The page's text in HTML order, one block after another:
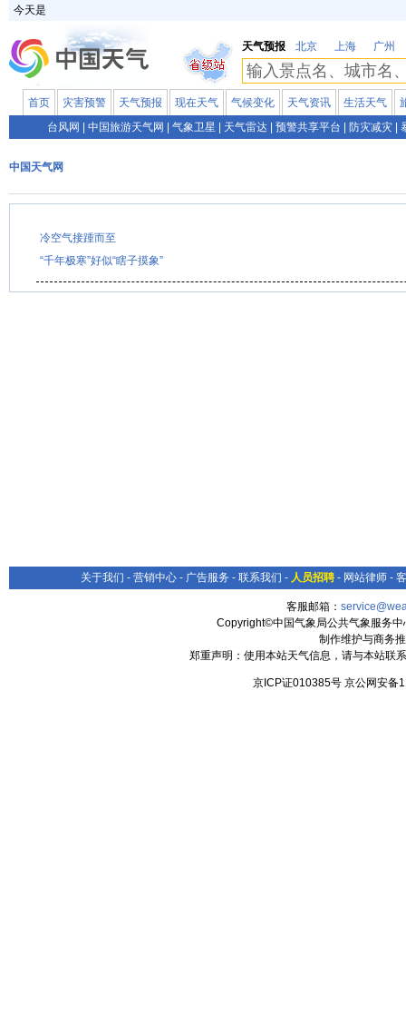
今天是
天气预报 北京 上海 广州
首页 灾害预警 天气预报 现在天气 气候变化 天气资讯 生活天气
台风网
中国旅游天气网 气象卫星 天气雷达 预警共享平台 防灾减灾
中国天气网
冷空气接踵而至
“千年极寒”好似“瞎子摸象”
关于我们 - 营销中心 - 广告服务 - 联系我们 - 人员招聘 - 网站律师 -
客服邮箱：
Copyright©中国气象局公共气象服务
制作维护与商务
郑重声明：使用本站天气信息，请与本站联
京ICP证010385号 京公网安备